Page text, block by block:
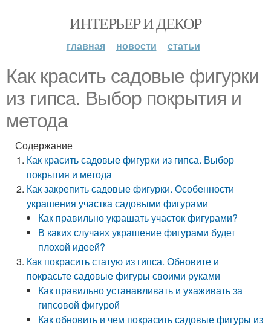
ИНТЕРЬЕР И ДЕКОР
главная новости статьи
Как красить садовые фигурки
из гипса. Выбор покрытия и
метода
Содержание
Как красить садовые фигурки из гипса. Выбор
покрытия и метода
Как закрепить садовые фигурки. Особенности
украшения участка садовыми фигурами
Как правильно украшать участок фигурами?
В каких случаях украшение фигурами будет
плохой идеей?
Как покрасить статую из гипса. Обновите и
покрасьте садовые фигуры своими руками
Как правильно устанавливать и ухаживать за
гипсовой фигурой
Как обновить и чем покрасить садовые фигуры из